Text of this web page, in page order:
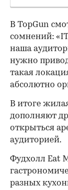
В TopGun
сомнений:
наша
нужно
такая
абсолютно
В итоге
дополняют
открыться
аудиторией.
Фудхолл Eat
разных